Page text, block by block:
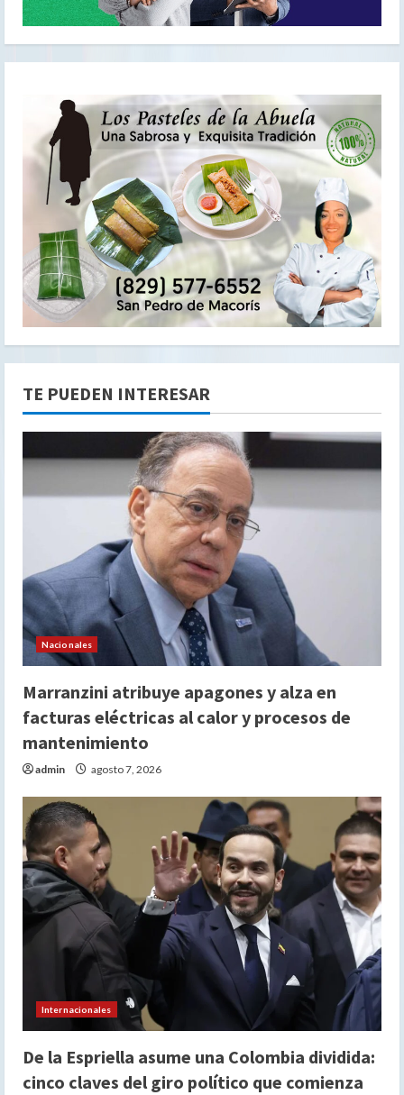
TE PUEDEN INTERESAR
Nacionales
Marranzini atribuye apagones y alza en
facturas eléctricas al calor y procesos de
mantenimiento
admin agosto 7, 2026
Internacionales
De la Espriella asume una Colombia dividida:
cinco claves del giro político que comienza